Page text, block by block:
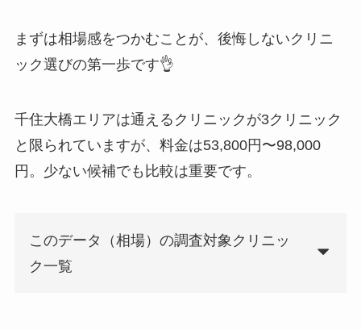
まずは相場感をつかむことが、後悔しないクリニ
ック選びの第一歩です👌
千住大橋エリアは通えるクリニックが3クリニック
と限られていますが、料金は53,800円〜98,000
円。少ない候補でも比較は重要です。
このデータ（相場）の調査対象クリニッ
ク一覧